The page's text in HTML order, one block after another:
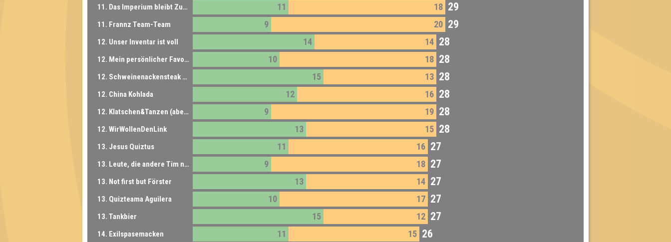
11. Das Imperium bleibt Zuhause 11 18 29
11. Frannz Team-Team 9 20 29
12. Unser Inventar ist voll 14 14 28
12. Mein persönlicher Favorit 10 18 28
12. Schweinenackensteak Medium 15 13 28
12. China Kohlada 12 16 28
12. Klatschen&Tanzen (aber alleine) 9 19 28
12. WirWollenDenLink 13 15 28
13. Jesus Quiztus 11 16 27
13. Leute, die andere Tim nennen 9 18 27
13. Not first but Förster 13 14 27
13. Quizteama Aguilera 10 17 27
13. Tankbier 15 12 27
14. Exilspasemacken 11 15 26